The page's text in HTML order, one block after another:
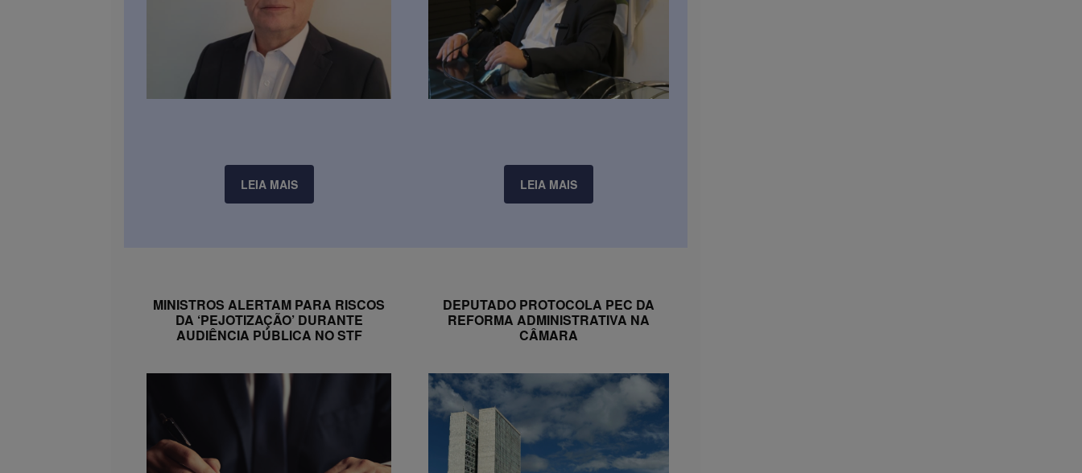
LEIA MAIS LEIA MAIS
MINISTROS ALERTAM PARA RISCOS
DA ‘PEJOTIZAÇÃO’ DURANTE
AUDIÊNCIA PÚBLICA NO STF
DEPUTADO PROTOCOLA PEC DA
REFORMA ADMINISTRATIVA NA
CÂMARA